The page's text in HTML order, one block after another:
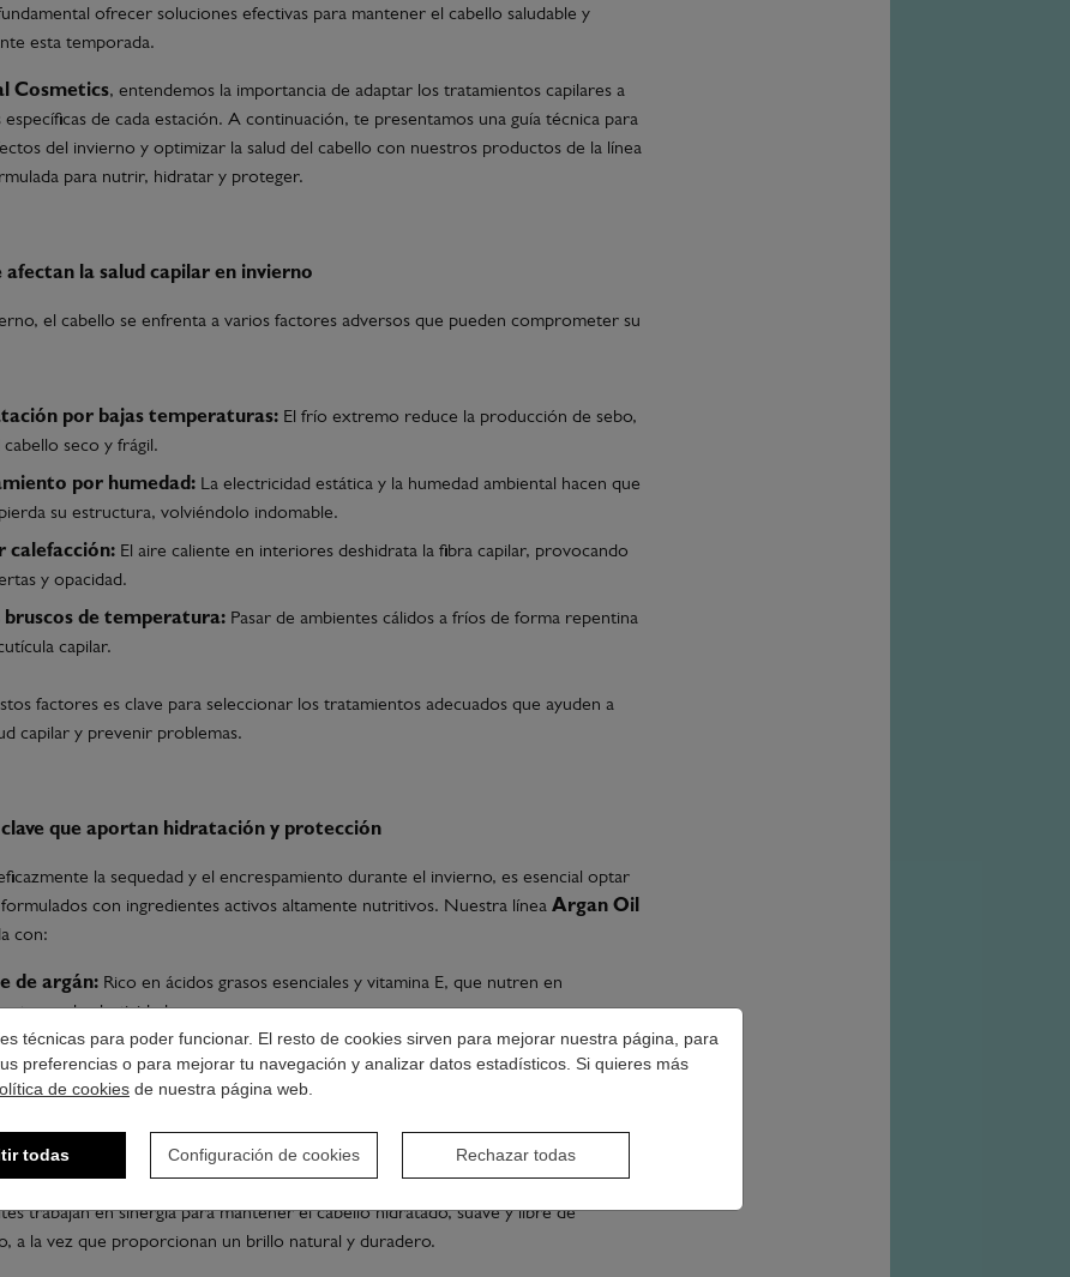
técnicas para poder funcionar. El resto de cookies sirven para mejorar nuestra página, para
preferencias o para mejorar tu navegación y analizar datos estadísticos. Si quieres más
de cookies de nuestra página web.
todas Configuración de cookies Rechazar todas
ofrecer soluciones efectivas para mantener el cabello saludable y
esta temporada.
Cosmetics, entendemos la importancia de adaptar los tratamientos capilares a
específicas de cada estación. A continuación, te presentamos una guía técnica para
del invierno y optimizar la salud del cabello con nuestros productos de la línea
para nutrir, hidratar y proteger.
afectan la salud capilar en invierno
el cabello se enfrenta a varios factores adversos que pueden comprometer su
por bajas temperaturas: El frío extremo reduce la producción de sebo,
seco y frágil.
por humedad: La electricidad estática y la humedad ambiental hacen que
su estructura, volviéndolo indomable.
calefacción: El aire caliente en interiores deshidrata la fibra capilar, provocando
y opacidad.
bruscos de temperatura: Pasar de ambientes cálidos a fríos de forma repentina
capilar.
factores es clave para seleccionar los tratamientos adecuados que ayuden a
capilar y prevenir problemas.
clave que aportan hidratación y protección
la sequedad y el encrespamiento durante el invierno, es esencial optar
con ingredientes activos altamente nutritivos. Nuestra líneaArgan Oil
con:
de argán: Rico en ácidos grasos esenciales y vitamina E, que nutren en
la elasticidad.
de abisinia:Con propiedades emolientes que aportan suavidad sin apelmazar el
de aguacate:
Fuente de antioxidantes que fortalecen la fibra capilar y protegen
trabajan en sinergia para mantener el cabello hidratado, suave y libre de
a la vez que proporcionan un brillo natural y duradero.